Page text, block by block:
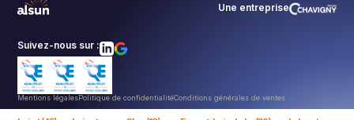
Une entreprise
Suivez-nous sur :
Mentions légalesPolitique de confidentialitéConditions générales de ventes